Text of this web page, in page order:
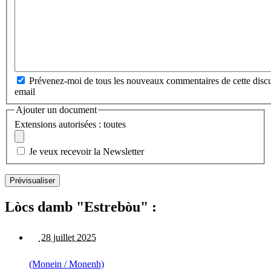
Prévenez-moi de tous les nouveaux commentaires de cette
email
Ajouter un document
Extensions autorisées : toutes
Je veux recevoir la Newsletter
Lòcs damb "Estrebòu" :
28 juillet 2025
(Monein / Monenh)